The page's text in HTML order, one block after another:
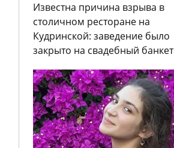
Известна причина взрыва в
столичном ресторане на
Кудринской: заведение было
закрыто на свадебный банкет